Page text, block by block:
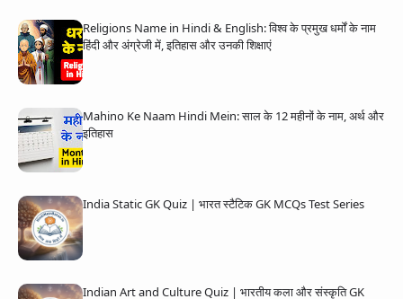
Religions Name in Hindi & English: विश्व के प्रमुख धर्मों के नाम
हिंदी और अंग्रेजी में, इतिहास और उनकी शिक्षाएं
Mahino Ke Naam Hindi Mein: साल के 12 महीनों के नाम, अर्थ और
इतिहास
India Static GK Quiz | भारत स्टैटिक GK MCQs Test Series
Indian Art and Culture Quiz | भारतीय कला और संस्कृति GK